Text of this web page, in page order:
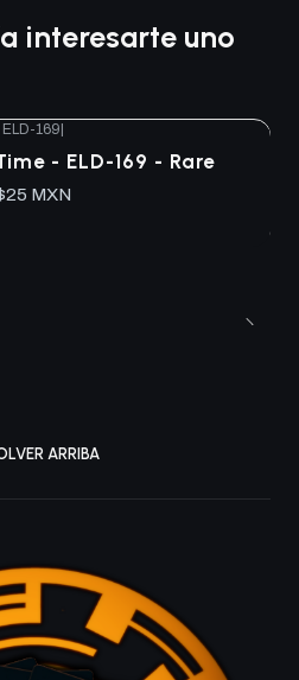
interesarte uno
ELD-169|
- ELD-169 - Rare
MXN
ARRIBA